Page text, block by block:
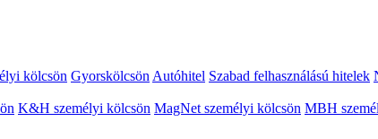
kölcsön Gyorskölcsön Autóhitel Szabad felhasználású hitelek
K&H személyi kölcsön MagNet személyi kölcsön MBH